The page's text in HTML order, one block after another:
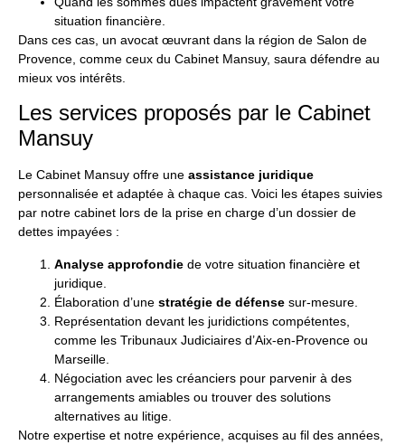
situation financière.
Dans ces cas, un avocat œuvrant dans la région de Salon de
Provence, comme ceux du Cabinet Mansuy, saura défendre au
mieux vos intérêts.
Les services proposés par le Cabinet
Mansuy
Le Cabinet Mansuy offre une assistance juridique
personnalisée et adaptée à chaque cas. Voici les étapes suivies
par notre cabinet lors de la prise en charge d’un dossier de
dettes impayées :
Analyse approfondie de votre situation financière et
juridique.
Élaboration d’une stratégie de défense sur-mesure.
Représentation devant les juridictions compétentes,
comme les Tribunaux Judiciaires d’Aix-en-Provence ou
Marseille.
Négociation avec les créanciers pour parvenir à des
arrangements amiables ou trouver des solutions
alternatives au litige.
Notre expertise et notre expérience, acquises au fil des années,